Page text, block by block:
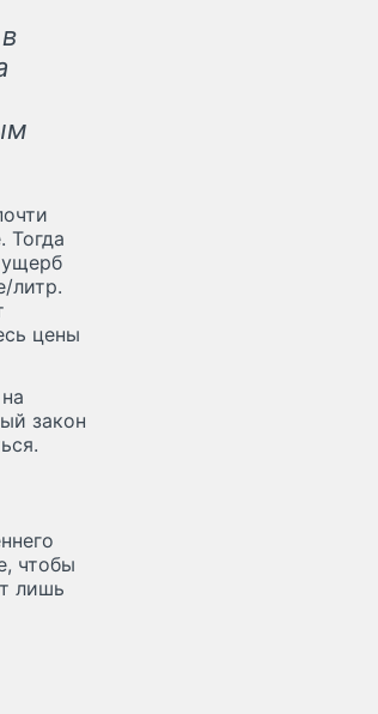
Тогда
литр.
цены
закон
чтобы
лишь